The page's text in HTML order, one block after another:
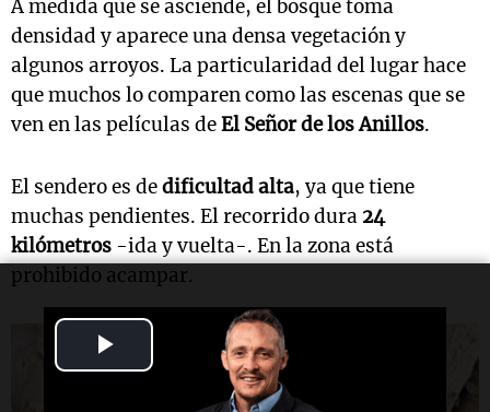
A medida que se asciende, el bosque toma
densidad y aparece una densa vegetación y
algunos arroyos. La particularidad del lugar hace
que muchos lo comparen como las escenas que se
ven en las películas deEl Señor de los Anillos.
El sendero es dedificultad alta, ya que tiene
muchas pendientes. El recorrido dura 24
kilómetros -ida y vuelta-. En la zona está
prohibido acampar.